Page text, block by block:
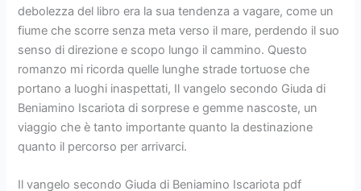
debolezza del libro era la sua tendenza a vagare, come un
fiume che scorre senza meta verso il mare, perdendo il suo
senso di direzione e scopo lungo il cammino. Questo
romanzo mi ricorda quelle lunghe strade tortuose che
portano a luoghi inaspettati, Il vangelo secondo Giuda di
Beniamino Iscariota di sorprese e gemme nascoste, un
viaggio che è tanto importante quanto la destinazione
quanto il percorso per arrivarci.
Il vangelo secondo Giuda di Beniamino Iscariota pdf